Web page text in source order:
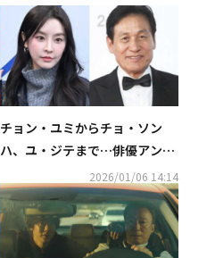
チョン・ユミからチョ・ソン
ハ、ユ・ジテまで…俳優アン・
ソンギさんの訃報に追悼続く
2026/01/06 14:14